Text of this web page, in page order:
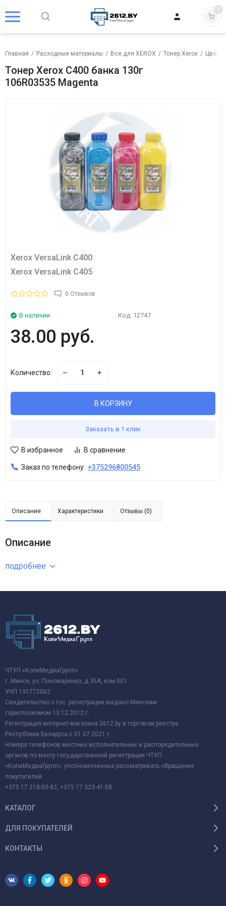
0
Главная / Расходные материалы / Все для XEROX / Тонер Xerox /
Тонер Xerox C400 банка 130г
106R03535 Magenta
Xerox VersaLink C400
Xerox VersaLink C405
0 Отзывов
В наличии Код: 12747
38.00 руб.
Количество:
В КОРЗИНУ
Заказать в 1 клик
В избранное В сравнение
Заказ по телефону: +375296800545
Описание Характеристики Отзывы (0)
Описание
подробнее
ЧТУП «КопиМедиаГрупп»
г. Минск, ул. Пономаренко, д.35А, ком.001
УНП 191772062
Свидетельство о гос. регистрации выдано Минским
горисполкомом 13.12.2012 г.
Регистрация интернет-магазина 2612.by в торговом реестре
Республики Беларусь с 01.07.2021 г.
Номера телефонов местных исполнительных и распорядительных
органов по месту государственной регистрации ЧТУП
«КопиМедиаГрупп», уполномоченных рассматривать обращения
покупателей:
+375 17 218-00-82, +375 17 323-41-58.
КАТАЛОГ
ДЛЯ ПОКУПАТЕЛЕЙ
КОНТАКТЫ